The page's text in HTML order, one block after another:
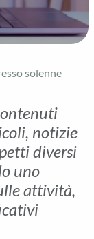
solenne
notizie
diversi
uno
attività,